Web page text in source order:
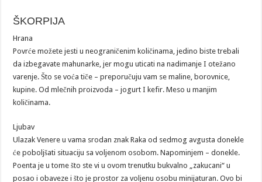
ŠKORPIJA
Hrana
Povrće možete jesti u neograničenim količinama, jedino biste trebali
da izbegavate mahunarke, jer mogu uticati na nadimanje I otežano
varenje. Što se voća tiče – preporučuju vam se maline, borovnice,
kupine. Od mlečnih proizvoda – jogurt I kefir. Meso u manjim
količinama.
Ljubav
Ulazak Venere u vama srodan znak Raka od sedmog avgusta donekle
će poboljšati situaciju sa voljenom osobom. Napominjem – donekle.
Poenta je u tome što ste vi u ovom trenutku bukvalno „zakucani“ u
posao i obaveze i što je prostor za voljenu osobu minijaturan. Ovo bi